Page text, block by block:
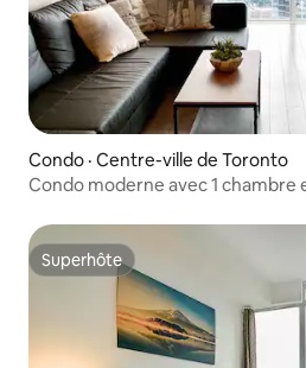
Condo · Centre-ville de Toronto
Condo moderne avec 1 chambre
Superhôte
Superhôte